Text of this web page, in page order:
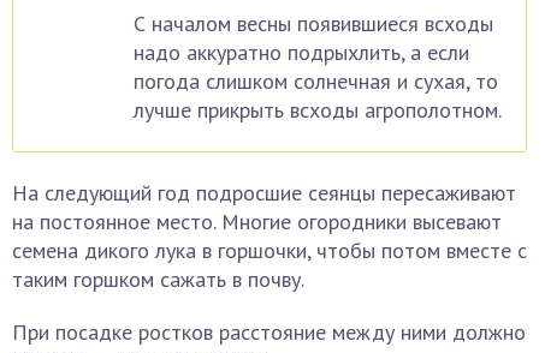
С началом весны появившиеся всходы
надо аккуратно подрыхлить, а если
погода слишком солнечная и сухая, то
лучше прикрыть всходы агрополотном.
На следующий год подросшие сеянцы пересаживают
на постоянное место. Многие огородники высевают
семена дикого лука в горшочки, чтобы потом вместе с
таким горшком сажать в почву.
При посадке ростков расстояние между ними должно